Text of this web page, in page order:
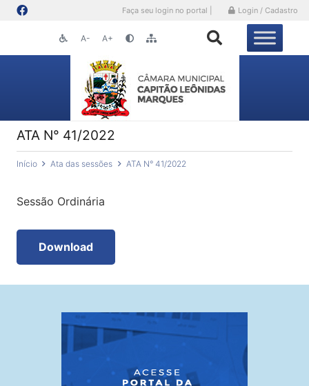
Faça seu login no portal | Login / Cadastro
A- A+
ATA N° 41/2022
Início Ata das sessões ATA N° 41/2022
Sessão Ordinária
Download